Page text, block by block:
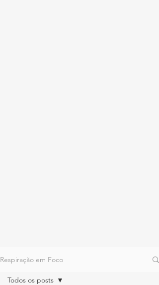
Respiração em Foco
Todos os posts